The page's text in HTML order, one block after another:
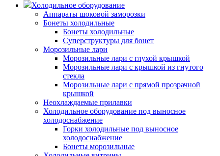
Холодильное оборудование
Аппараты шоковой заморозки
Бонеты холодильные
Бонеты холодильные
Суперструктуры для бонет
Морозильные лари
Морозильные лари с глухой крышкой
Морозильные лари с крышкой из гнутого
стекла
Морозильные лари с прямой прозрачной
крышкой
Неохлаждаемые прилавки
Холодильное оборудование под выносное
холодоснабжение
Горки холодильные под выносное
холодоснабжение
Бонеты морозильные